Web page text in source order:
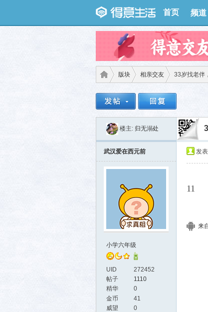
首页 频道
得意 ›
版块
›
相亲交友
›
33岁找老伴
楼主: 归无溺处
武汉爱在西元前
小学六年级
UID
272452
帖子
1110
精华
0
金币
41
威望
0
发
11
来